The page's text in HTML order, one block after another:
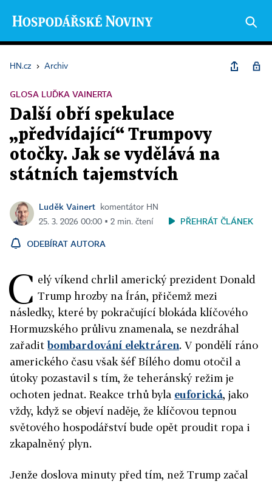
HN.cz › Archiv
GLOSA LUĎKA VAINERTA
Další obří spekulace
„předvídající“ Trumpovy
otočky. Jak se vydělává na
státních tajemstvích
Luděk Vainert
komentátor HN
25. 3. 2026 00:00 ▪ 2 min. čtení
PŘEHRÁT ČLÁNEK
ODEBÍRAT AUTORA
C elý víkend chrlil americký prezident Donald
Trump hrozby na Írán, přičemž mezi
následky, které by pokračující blokáda klíčového
Hormuzského průlivu znamenala, se nezdráhal
zařadit bombardování elektráren. V pondělí ráno
amerického času však šéf Bílého domu otočil a
útoky pozastavil s tím, že teheránský režim je
ochoten jednat. Reakce trhů byla euforická, jako
vždy, když se objeví naděje, že klíčovou tepnou
světového hospodářství bude opět proudit ropa i
zkapalněný plyn.
Jenže doslova minuty před tím, než Trump začal